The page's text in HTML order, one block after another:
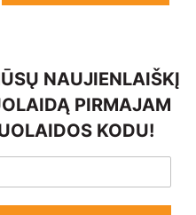
NAUJIENLAIŠKĮ
PIRMAJAM
KODU!